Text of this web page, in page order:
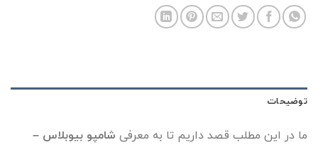
توضیحات
ما در این مطلب قصد داریم تا به معرفی شامپو بیوبلاس –